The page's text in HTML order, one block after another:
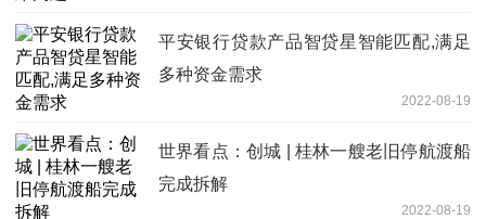
平安银行贷款产品智贷星智能匹配,满足
多种资金需求
2022-08-19
世界看点：创城 | 桂林一艘老旧停航渡船
完成拆解
2022-08-19